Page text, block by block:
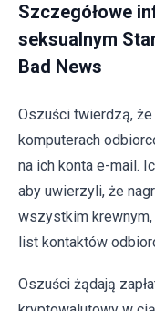
Szczegółowe
seksualnym
Bad News
Oszuści twierdzą,
komputerach
na ich konta e-mail.
aby uwierzyli, że
wszystkim krewnym,
list kontaktów
Oszuści żądają